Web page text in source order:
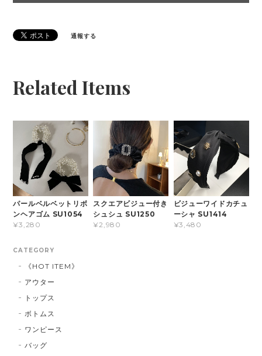
通報する
Related Items
パールベルベットリボ
ンヘアゴム SU1054
¥3,280
スクエアビジュー付き
シュシュ SU1250
¥2,980
ビジューワイドカチュ
ーシャ SU1414
¥3,480
CATEGORY
《HOT ITEM》
アウター
トップス
ボトムス
ワンピース
バッグ